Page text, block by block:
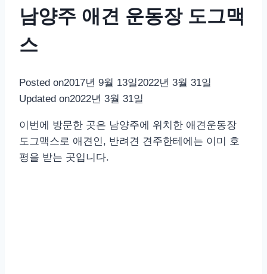
남양주 애견 운동장 도그맥
스
Posted on2017년 9월 13일2022년 3월 31일
Updated on2022년 3월 31일
이번에 방문한 곳은 남양주에 위치한 애견운동장
도그맥스로 애견인, 반려견 견주한테에는 이미 호
평을 받는 곳입니다.